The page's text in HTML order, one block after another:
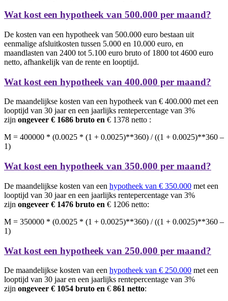
Wat kost een hypotheek van 500.000 per maand?
De kosten van een hypotheek van 500.000 euro bestaan uit
eenmalige afsluitkosten tussen 5.000 en 10.000 euro, en
maandlasten van 2400 tot 5.100 euro bruto of 1800 tot 4600 euro
netto, afhankelijk van de rente en looptijd.
Wat kost een hypotheek van 400.000 per maand?
De maandelijkse kosten van een hypotheek van € 400.000 met een
looptijd van 30 jaar en een jaarlijks rentepercentage van 3%
zijn ongeveer € 1686 bruto en € 1378 netto :
M = 400000 * (0.0025 * (1 + 0.0025)**360) / ((1 + 0.0025)**360 –
1)
Wat kost een hypotheek van 350.000 per maand?
De maandelijkse kosten van een hypotheek van € 350.000 met een
looptijd van 30 jaar en een jaarlijks rentepercentage van 3%
zijn ongeveer € 1476 bruto en € 1206 netto:
M = 350000 * (0.0025 * (1 + 0.0025)**360) / ((1 + 0.0025)**360 –
1)
Wat kost een hypotheek van 250.000 per maand?
De maandelijkse kosten van een hypotheek van € 250.000 met een
looptijd van 30 jaar en een jaarlijks rentepercentage van 3%
zijn ongeveer € 1054 bruto en € 861 netto: